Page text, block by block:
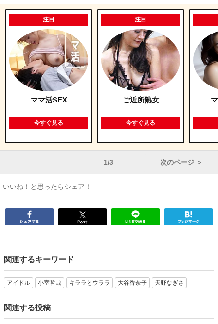
注目
ママ活SEX
今すぐ見る
注目
ご近所熟女
今すぐ見る
1/3 次のページ ＞
いいね！と思ったらシェア！
関連するキーワード
アイドル 小室哲哉 キララとウララ 大谷香奈子 天野なぎさ
関連する投稿